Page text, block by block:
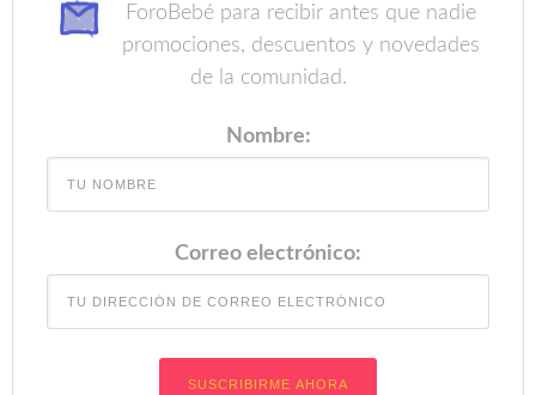
ForoBebé para recibir antes que nadie
promociones, descuentos y novedades
de la comunidad.
Nombre:
Correo electrónico: